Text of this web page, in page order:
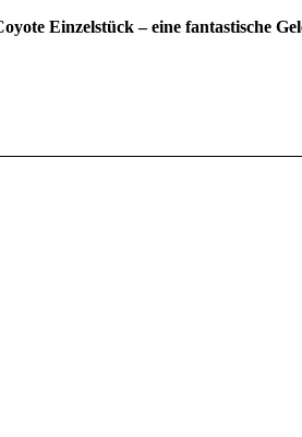
Einzelstück – eine fantastische